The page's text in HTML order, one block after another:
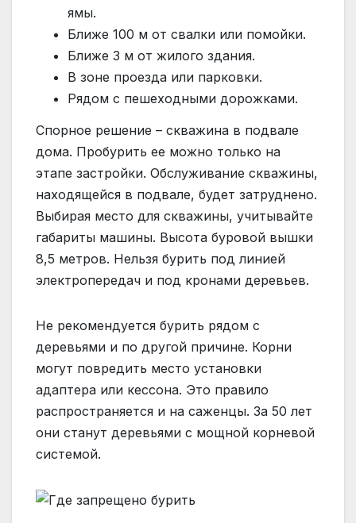
ямы.
Ближе 100 м от свалки или помойки.
Ближе 3 м от жилого здания.
В зоне проезда или парковки.
Рядом с пешеходными дорожками.
Спорное решение – скважина в подвале
дома. Пробурить ее можно только на
этапе застройки. Обслуживание скважины,
находящейся в подвале, будет затруднено.
Выбирая место для скважины, учитывайте
габариты машины. Высота буровой вышки
8,5 метров. Нельзя бурить под линией
электропередач и под кронами деревьев.
Не рекомендуется бурить рядом с
деревьями и по другой причине. Корни
могут повредить место установки
адаптера или кессона. Это правило
распространяется и на саженцы. За 50 лет
они станут деревьями с мощной корневой
системой.